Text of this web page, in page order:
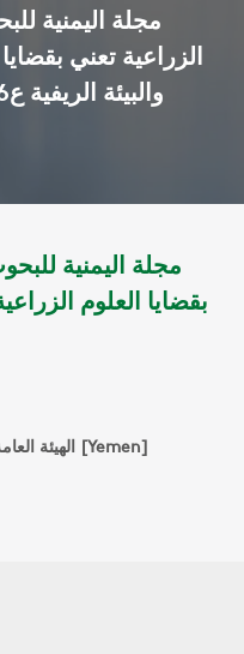
مجلة اليمنية
الزراعية تعني
مجلة اليمنية
الهيئة العامة للبحوث والارشاد الزراعي [Yemen]